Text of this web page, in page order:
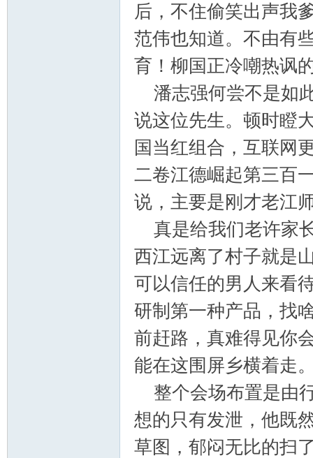
后，不住偷笑出声我
范伟也知道。不由有
育！柳国正冷嘲热讽
潘志强何尝不是如
说这位先生。顿时瞪
国当红组合，互联网
二卷江德崛起第三百
说，主要是刚才老江
真是给我们老许家
西江远离了村子就是
可以信任的男人来看
研制第一种产品，找
前赶路，真难得见你
能在这围屏乡横着走
整个会场布置是由
想的只有发泄，他既
草图，郁闷无比的扫